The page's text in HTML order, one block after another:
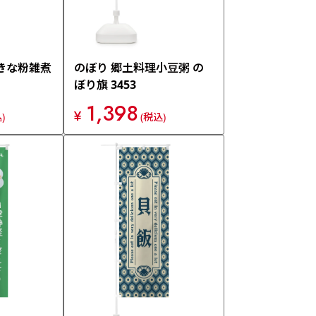
な粉雑煮
のぼり 郷土料理小豆粥 の
ぼり旗 3453
¥ 1,398 (税込)